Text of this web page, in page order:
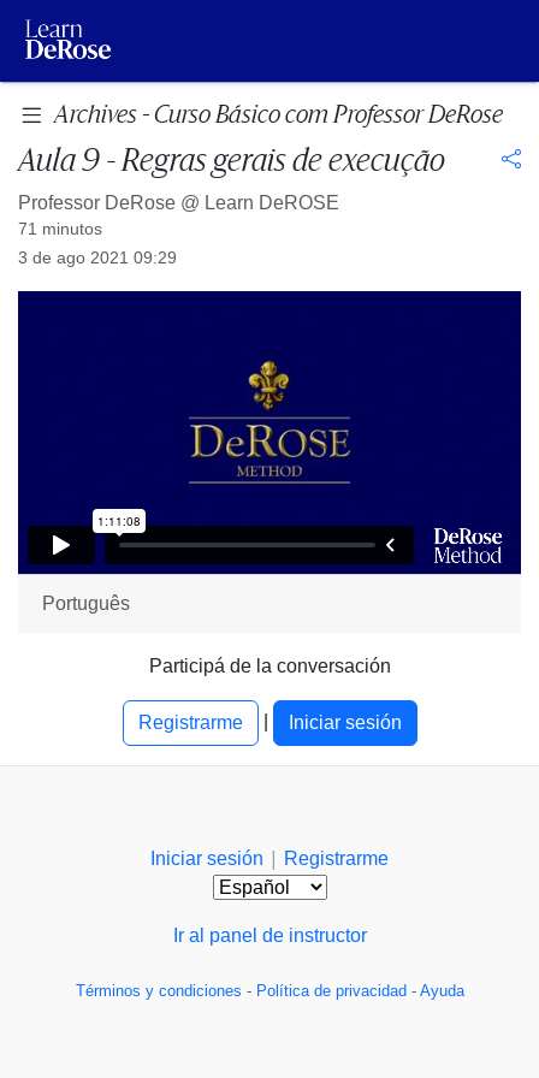
Archives - Curso Básico com Professor DeRose
Aula 9 - Regras gerais de execução
Professor DeRose @ Learn DeROSE
71 minutos
3 de ago 2021 09:29
Português
Participá de la conversación
Registrarme Iniciar sesión
Iniciar sesión | Registrarme
Ir al panel de instructor
Términos y condiciones - Política de privacidad - Ayuda